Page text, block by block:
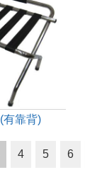
有靠背)
4 5 6